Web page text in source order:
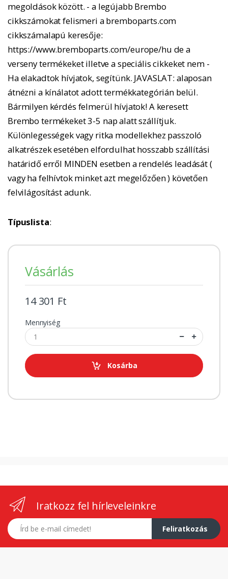
megoldások között. - a legújabb Brembo
cikkszámokat felismeri a bremboparts.com
cikkszámalapú keresője:
https://www.bremboparts.com/europe/hu de a
verseny termékeket illetve a speciális cikkeket nem -
Ha elakadtok hívjatok, segítünk. JAVASLAT: alaposan
átnézni a kínálatot adott termékkategórián belül.
Bármilyen kérdés felmerül hívjatok! A keresett
Brembo termékeket 3-5 nap alatt szállítjuk.
Különlegességek vagy ritka modellekhez passzoló
alkatrészek esetében elfordulhat hosszabb szállítási
határidő erről MINDEN esetben a rendelés leadását (
vagy ha felhívtok minket azt megelőzően ) követően
felvilágosítást adunk.
Típuslista:
Vásárlás
14 301 Ft
Mennyiség
Kosárba
Iratkozz fel hírleveleinkre
E-mail címed
Feliratkozás